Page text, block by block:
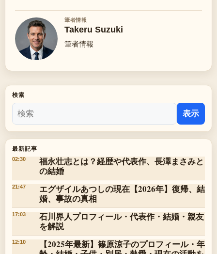
筆者情報
Takeru Suzuki
筆者情報
検索
表示
最新記事
02:30
福永壮志とは？経歴や代表作、長澤まさみと
の結婚
21:47
エグザイルあつしの現在【2026年】復帰、結
婚、事故の真相
17:03
石川界人プロフィール・代表作・結婚・親友
を解説
12:10
【2025年最新】篠原涼子のプロフィール・年